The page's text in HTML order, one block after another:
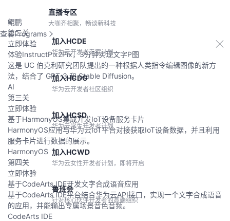
直播专区
大咖齐相聚，畅谈新科技
查看Programs
加入HCDE
华为云开发者专家计划
加入HCDG
华为云开发者社区组织
加入HCSD
华为云学生开发者计划
加入HCWD
华为云女性开发者计划，即将开启
鲁班会
针对核心伙伴开发者的高端组织
鲲鹏
第二关
立即体验
体验InstructPix2Pix，3分钟实现文字P图
这是 UC 伯克利研究团队提出的一种根据人类指令编辑图像的新方
法，结合了 GPT-3 和 Stable Diffusion。
AI
第三关
立即体验
基于HarmonyOS集成开发IoT设备服务卡片
HarmonyOS应用与华为云IoT平台对接获取IoT设备数据，并且利用
服务卡片进行数据的展示。
HarmonyOS
第四关
立即体验
基于CodeArts IDE开发文字合成语音应用
基于CodeArts IDE平台结合华为云API接口，实现一个文字合成语音
的应用，并能输出专属场景音色音频。
CodeArts IDE